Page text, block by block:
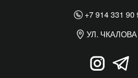
+7 914 331 90
УЛ. ЧКАЛОВА